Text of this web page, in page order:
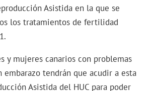
Asistida en la que se
los tratamientos de fertilidad
y mujeres canarios con problemas
embarazo tendrán que acudir a esta
Asistida del HUC para poder